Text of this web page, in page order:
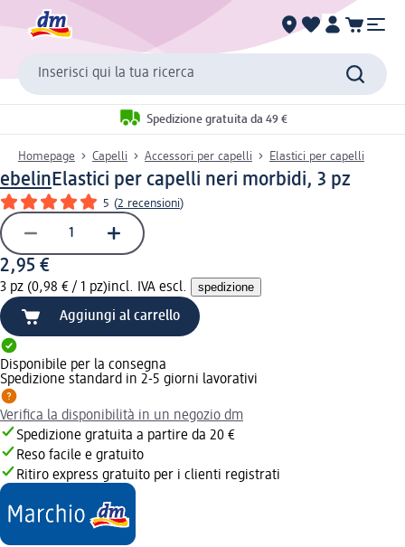
Inserisci qui la tua ricerca
Spedizione gratuita da 49 €
Homepage Capelli Accessori per capelli Elastici per capelli
ebelinElastici per capelli neri morbidi, 3 pz
5 (2 recensioni)
2,95 €
3 pz (0,98 € / 1 pz)incl. IVA escl. spedizione
Aggiungi al carrello
Disponibile per la consegna
Spedizione standard in 2-5 giorni lavorativi
Verifica la disponibilità in un negozio dm
Spedizione gratuita a partire da 20 €
Reso facile e gratuito
Ritiro express gratuito per i clienti registrati